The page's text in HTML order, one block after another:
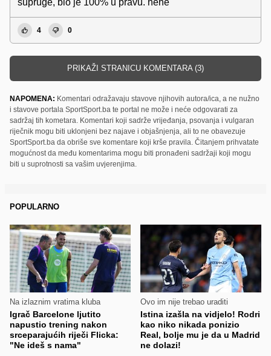
4 0
PRIKAŽI STRANICU KOMENTARA (3)
NAPOMENA: Komentari odražavaju stavove njihovih autora/ica, a ne nužno
i stavove portala SportSport.ba te portal ne može i neće odgovarati za
sadržaj tih kometara. Komentari koji sadrže vrijeđanja, psovanja i vulgaran
riječnik mogu biti uklonjeni bez najave i objašnjenja, ali to ne obavezuje
SportSport.ba da obriše sve komentare koji krše pravila. Čitanjem prihvatate
mogućnost da među komentarima mogu biti pronađeni sadržaji koji mogu
biti u suprotnosti sa vašim uvjerenjima.
POPULARNO
Na izlaznim vratima kluba
Igrač Barcelone ljutito
napustio trening nakon
srceparajućih riječi Flicka:
"Ne ideš s nama"
Ovo im nije trebao uraditi
Istina izašla na vidjelo! Rodri
kao niko nikada ponizio
Real, bolje mu je da u Madrid
ne dolazi!